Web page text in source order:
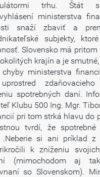
trhu. Štát
ministerstva
snaží zbaviť a
subjekty,
Slovensko má pritom
krajín a je
ministerstva
zdaňovacieho
spotrebných daní.
Klubu 500 Ing. Mgr.
pri tom strká hlavu do
tvrdí, že
.Neberie si ani príklad z
k zníženiu
(mimochodom aj
so Slovenskom).